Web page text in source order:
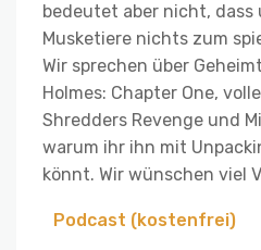
bedeutet aber nicht, dass
Musketiere nichts zum
Wir sprechen über
Holmes: Chapter One,
Shredders Revenge und
warum ihr ihn mit
könnt. Wir wünschen viel
Podcast (kostenfrei)